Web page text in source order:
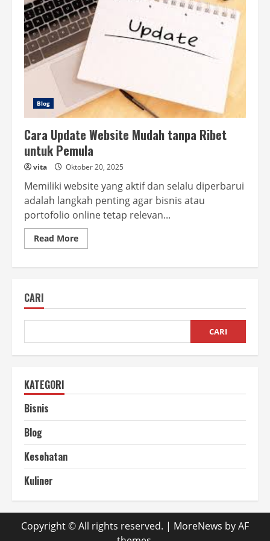
Blog
Cara Update Website Mudah tanpa Ribet
untuk Pemula
vita Oktober 20, 2025
Memiliki website yang aktif dan selalu diperbarui
adalah langkah penting agar bisnis atau
portofolio online tetap relevan...
Read MoreRead
more
Ribet
Pemula
CARI
CARI
KATEGORI
Bisnis
Blog
Kesehatan
Kuliner
Copyright © All rights reserved. | MoreNews by AF